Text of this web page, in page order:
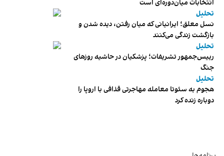
انتخابات میان‌دوره‌ای است
تحلیل
نسل معلق؛ ایرانیانی که میان رفتن، دیده شدن و
بازگشت زندگی می‌کنند
تحلیل
رییس‌جمهور تشریفات؛ پزشکیان در حاشیه روزهای
جنگ
تحلیل
هجوم به سئوتا معامله مهاجرتی قذافی با اروپا را
دوباره زنده کرد